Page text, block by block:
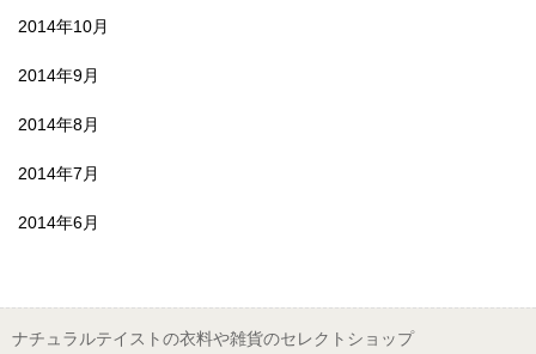
2014年10月
2014年9月
2014年8月
2014年7月
2014年6月
ナチュラルテイストの衣料や雑貨のセレクトショップ